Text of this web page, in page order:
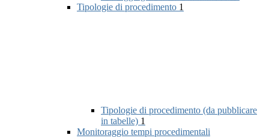
Tipologie di procedimento 1
Tipologie di procedimento (da pubblicare
in tabelle) 1
Monitoraggio tempi procedimentali